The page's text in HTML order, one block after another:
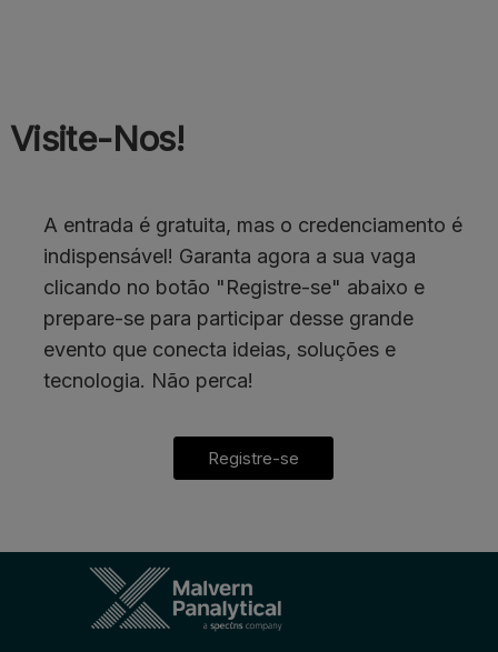
Visite-Nos!
A entrada é gratuita, mas o credenciamento é
indispensável! Garanta agora a sua vaga
clicando no botão "Registre-se" abaixo e
prepare-se para participar desse grande
evento que conecta ideias, soluções e
tecnologia. Não perca!
Registre-se